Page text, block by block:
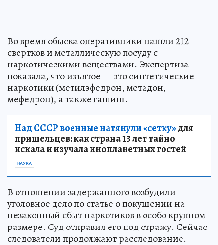
Во время обыска оперативники нашли 212
свертков и металлическую посуду с
наркотическими веществами. Экспертиза
показала, что изъятое — это синтетические
наркотики (метилэфедрон, метадон,
мефедрон), а также гашиш.
Над СССР военные натянули «сетку»для
пришельцев: как страна 13 лет тайно
искала и изучала инопланетных гостей
НАУКА
В отношении задержанного возбудили
уголовное дело по статье о покушении на
незаконный сбыт наркотиков в особо крупном
размере. Суд отправил его под стражу. Сейчас
следователи продолжают расследование.